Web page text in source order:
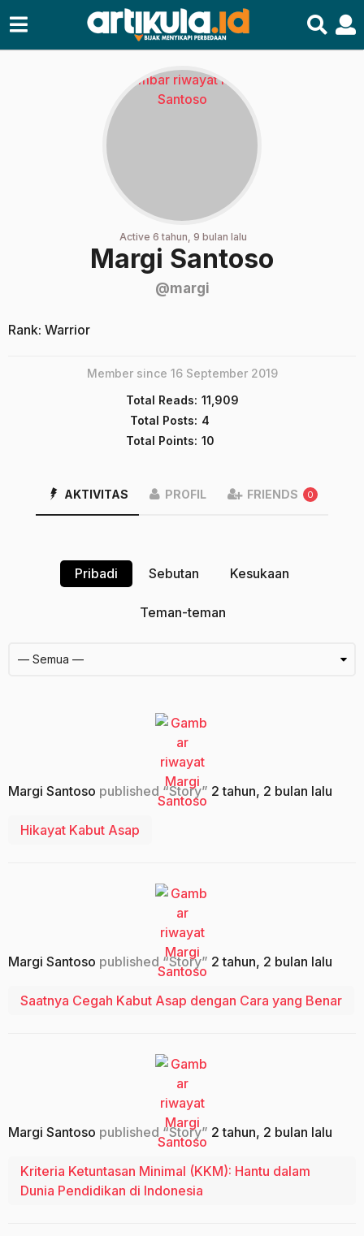
Active 6 tahun, 9 bulan lalu
Margi Santoso
@margi
Rank: Warrior
Member since 16 September 2019
Total Reads: 11,909
Total Posts: 4
Total Points: 10
AKTIVITAS PROFIL FRIENDS 0
Pribadi Sebutan Kesukaan
Teman-teman
Margi Santoso published “Story” 2 tahun, 2 bulan lalu
Hikayat Kabut Asap
Margi Santoso published “Story” 2 tahun, 2 bulan lalu
Saatnya Cegah Kabut Asap dengan Cara yang Benar
Margi Santoso published “Story” 2 tahun, 2 bulan lalu
Kriteria Ketuntasan Minimal (KKM): Hantu dalam
Dunia Pendidikan di Indonesia